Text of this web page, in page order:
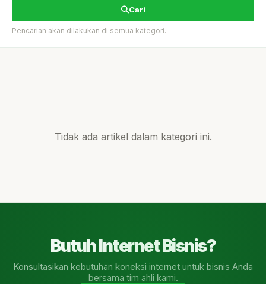
Cari
Pencarian akan dilakukan di semua kategori.
Tidak ada artikel dalam kategori ini.
Butuh Internet Bisnis?
Konsultasikan kebutuhan koneksi internet untuk bisnis Anda
bersama tim ahli kami.